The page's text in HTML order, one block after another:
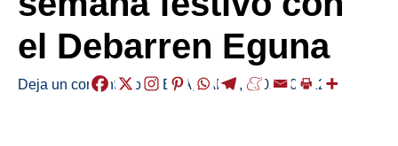
el Debarren Eguna
Deja un comentario /DEBA ,JAIAK , /2026-05-12